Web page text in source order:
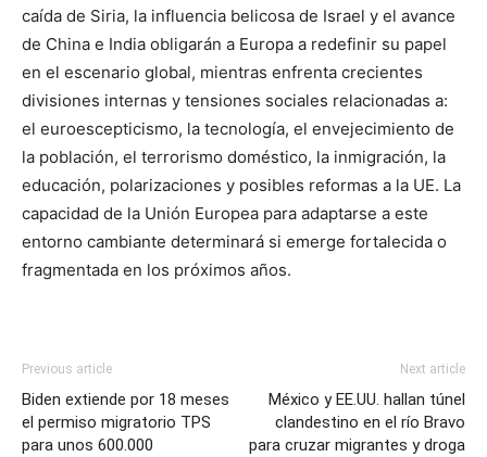
caída de Siria, la influencia belicosa de Israel y el avance
de China e India obligarán a Europa a redefinir su papel
en el escenario global, mientras enfrenta crecientes
divisiones internas y tensiones sociales relacionadas a:
el euroescepticismo, la tecnología, el envejecimiento de
la población, el terrorismo doméstico, la inmigración, la
educación, polarizaciones y posibles reformas a la UE. La
capacidad de la Unión Europea para adaptarse a este
entorno cambiante determinará si emerge fortalecida o
fragmentada en los próximos años.
Previous article
Biden extiende por 18 meses
el permiso migratorio TPS
para unos 600.000
Next article
México y EE.UU. hallan túnel
clandestino en el río Bravo
para cruzar migrantes y droga